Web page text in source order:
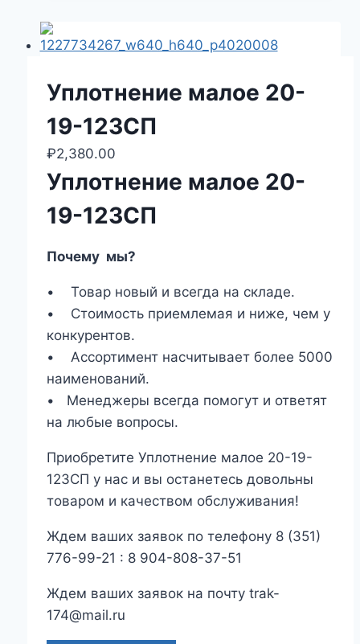
Уплотнение малое 20-
19-123СП
₽2,380.00
Уплотнение малое 20-
19-123СП
Почему мы?
• Товар новый и всегда на складе.
• Стоимость приемлемая и ниже, чем у
конкурентов.
• Ассортимент насчитывает более 5000
наименований.
• Менеджеры всегда помогут и ответят
на любые вопросы.
Приобретите Уплотнение малое 20-19-
123СП у нас и вы останетесь довольны
товаром и качеством обслуживания!
Ждем ваших заявок по телефону 8 (351)
776-99-21 : 8 904-808-37-51
Ждем ваших заявок на почту trak-
174@mail.ru